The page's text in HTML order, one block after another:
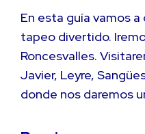
En esta guía vamos
tapeo divertido.
Roncesvalles.
Javier, Leyre,
donde nos daremos